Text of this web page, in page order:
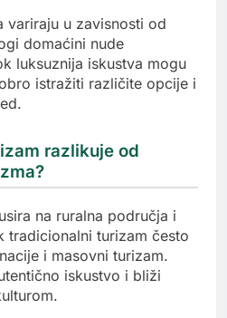
variraju u zavisnosti od
domaćini nude
luksuznija iskustva mogu
istražiti različite opcije i
razlikuje od
na ruralna područja i
tradicionalni turizam često
i masovni turizam.
iskustvo i bliži